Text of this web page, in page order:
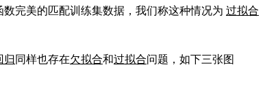
完美的匹配训练集数据，我们称这种情况为 过拟合
归 同样也存在欠拟合和过拟合问题，如下三张图